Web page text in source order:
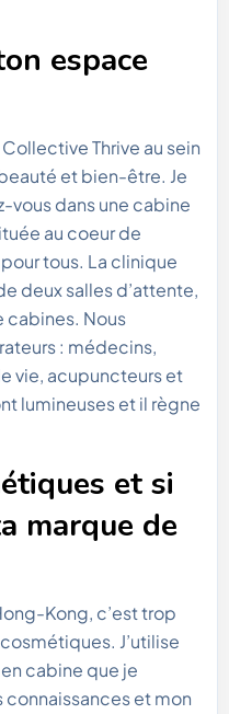
espace
Thrive au sein
et bien-être. Je
vous dans une cabine
au coeur de
tous. La clinique
deux salles d’attente,
cabines. Nous
: médecins,
vie, acupuncteurs et
lumineuses et il règne
et si
marque de
Kong, c’est trop
J’utilise
cabine que je
connaissances et mon